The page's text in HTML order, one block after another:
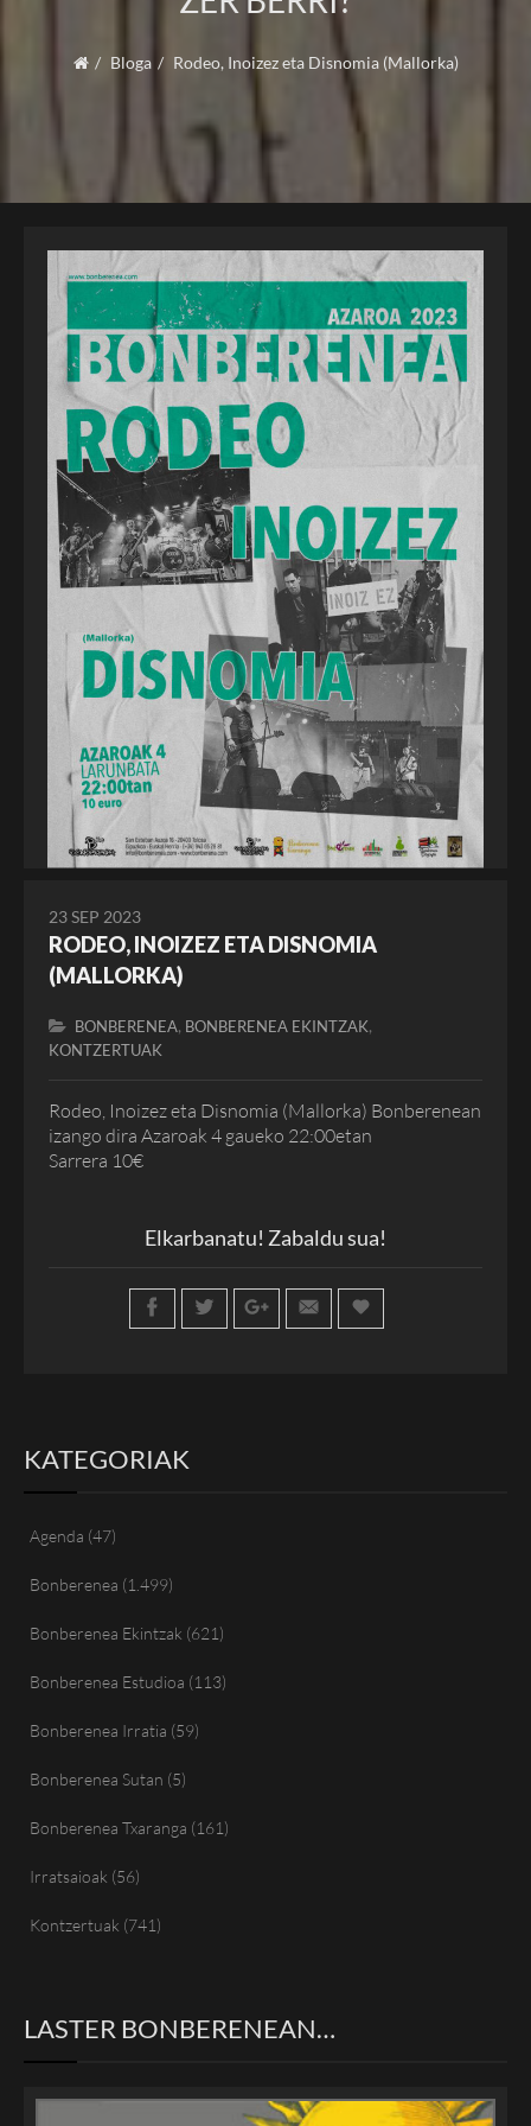
Bloga Rodeo, Inoizez eta Disnomia (Mallorka)
23 SEP 2023
RODEO, INOIZEZ ETA DISNOMIA
(MALLORKA)
BONBERENEA, BONBERENEA EKINTZAK,
KONTZERTUAK
Rodeo, Inoizez eta Disnomia (Mallorka) Bonberenean
izango dira Azaroak 4 gaueko 22:00etan
Sarrera 10€
Elkarbanatu! Zabaldu sua!
KATEGORIAK
Agenda (47)
Bonberenea (1.499)
Bonberenea Ekintzak (621)
Bonberenea Estudioa (113)
Bonberenea Irratia (59)
Bonberenea Sutan (5)
Bonberenea Txaranga (161)
Irratsaioak (56)
Kontzertuak (741)
LASTER BONBERENEAN…